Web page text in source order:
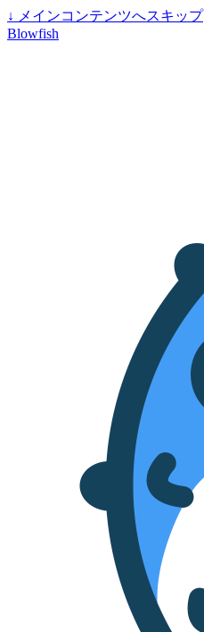
↓ メインコンテンツへスキップ
Blowfish